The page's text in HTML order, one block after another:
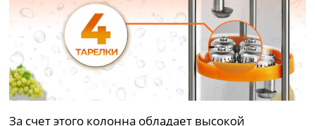
За счет этого колонна обладает высокой